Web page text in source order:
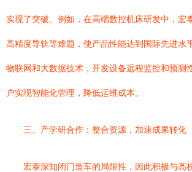
实现了突破。例如，在高端数控机床研发中，宏
高精度导轨等难题，使产品性能达到国际先进水
物联网和大数据技术，开发设备远程监控和预测
户实现智能化管理，降低运维成本。
三、产学研合作：整合资源，加速成果转化
宏泰深知闭门造车的局限性，因此积极与高